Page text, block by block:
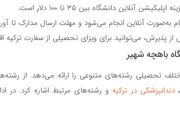
اپلیکیشن آنلاین دانشگاه بین ۳۵ تا ۱۰۰ دلار است.
به‌صورت آنلاین انجام می‌شود و مهلت ارسال مدارک تا آوریل ۲۰۲۵
پذیرش، می‌توانید برای ویزای تحصیلی از سفارت ترکیه
باهچه شهیر
تحصیلی رشته‌های متنوعی را ارائه می‌دهد. از
،دندانپزشکی در ترکیه و رشته‌های مرتبط اشاره کرد. در